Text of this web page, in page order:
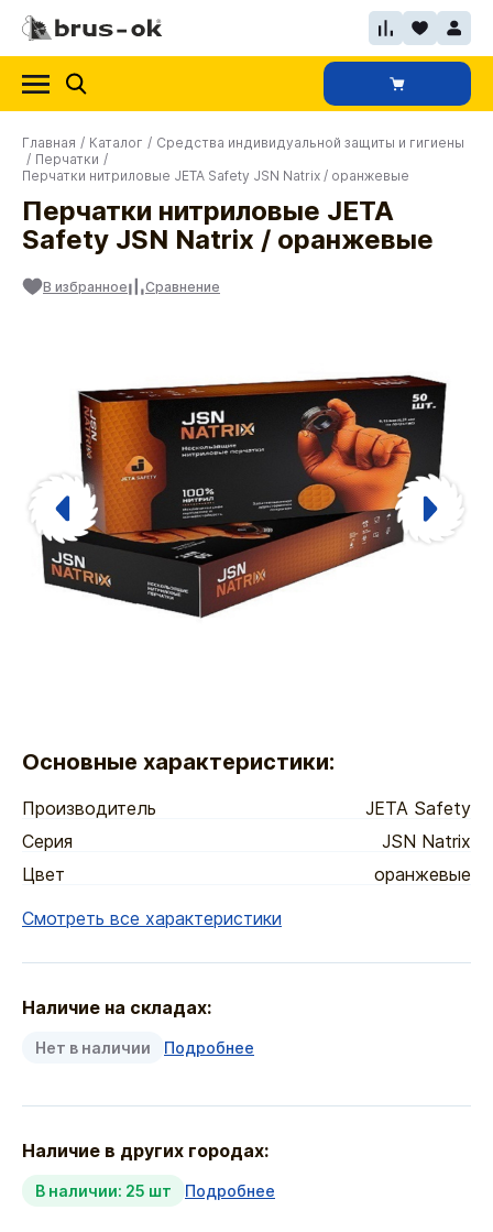
Главная / Каталог / Средства индивидуальной защиты и гигиены
/ Перчатки /
Перчатки нитриловые JETA Safety JSN Natrix / оранжевые
Перчатки нитриловые JETA
Safety JSN Natrix / оранжевые
В избранное Сравнение
Основные характеристики:
Производитель
JETA Safety
Серия
JSN Natrix
Цвет
оранжевые
Смотреть все характеристики
Наличие на складах:
Нет в наличии Подробнее
Наличие в других городах:
В наличии: 25 шт Подробнее